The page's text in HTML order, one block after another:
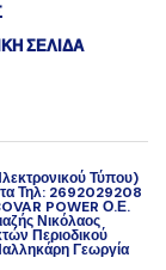
ΣΕΛΙΔΑ
Τύπου)
Τηλ: 2692029208
POWER Ο.Ε.
Νικόλαος
Περιοδικού
Γεωργία